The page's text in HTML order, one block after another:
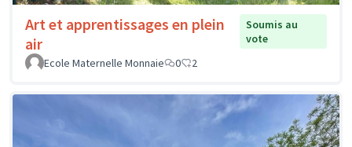
Art et apprentissages en plein
air
Soumis au
vote
Ecole Maternelle Monnaie
0 2